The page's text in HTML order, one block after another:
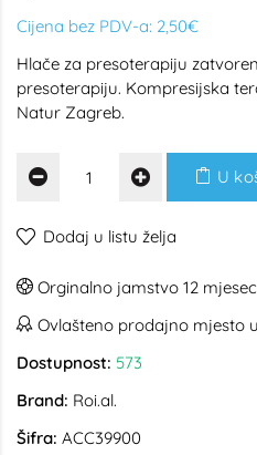
Cijena bez PDV-a: 2,50€
Hlače za presoterapiju
presoterapiju. Kompresijska
Natur Zagreb.
U
Dodaj u listu želja
Orginalno jamstvo 12
Ovlašteno prodajno mjesto
Dostupnost: 573
Brand: Roi.al.
Šifra: ACC39900